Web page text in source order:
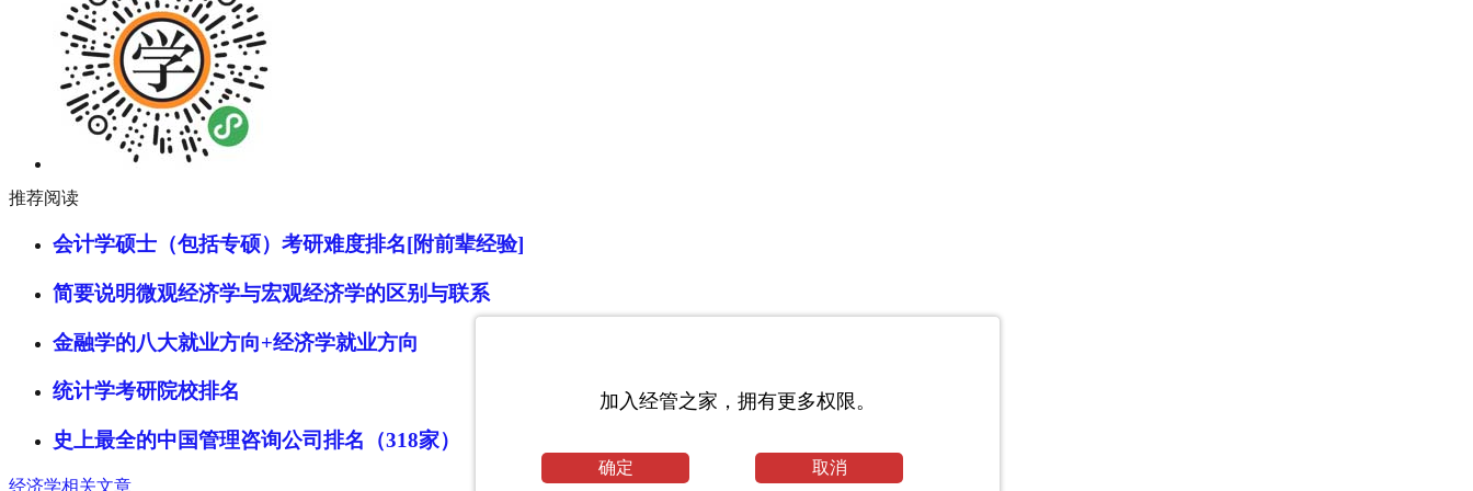
推荐阅读
会计学硕士（包括专硕）考研难度排名[附前辈经验]
简要说明微观经济学与宏观经济学的区别与联系
金融学的八大就业方向+经济学就业方向
统计学考研院校排名
史上最全的中国管理咨询公司排名（318家）
经济学相关文章
加入经管之家，拥有更多权限。
确定 取消